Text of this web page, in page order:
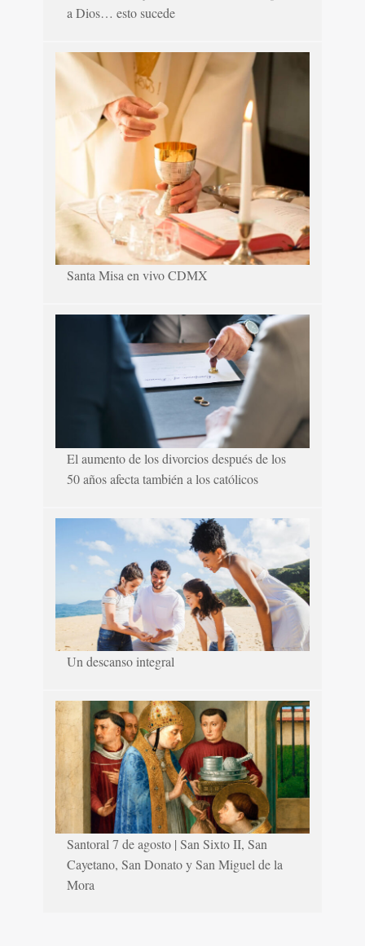
a Dios… esto sucede
Santa Misa en vivo CDMX
El aumento de los divorcios después de los
50 años afecta también a los católicos
Un descanso integral
Santoral 7 de agosto | San Sixto II, San
Cayetano, San Donato y San Miguel de la
Mora